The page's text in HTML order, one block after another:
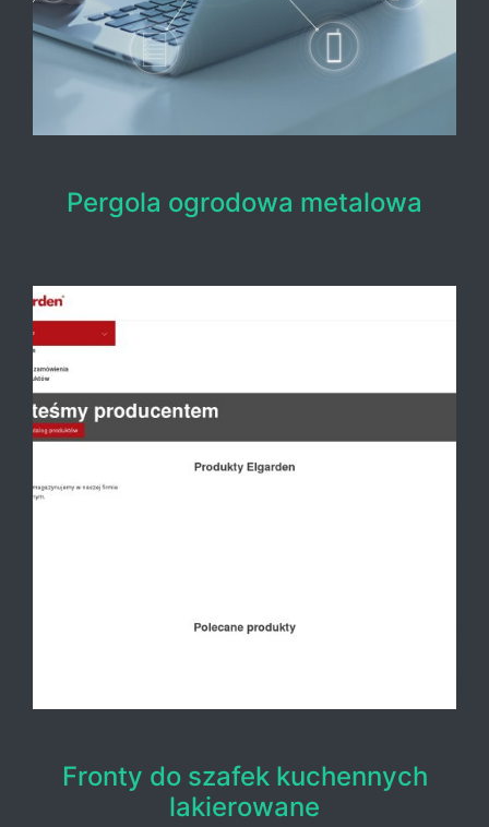
Pergola ogrodowa metalowa
Fronty do szafek kuchennych
lakierowane